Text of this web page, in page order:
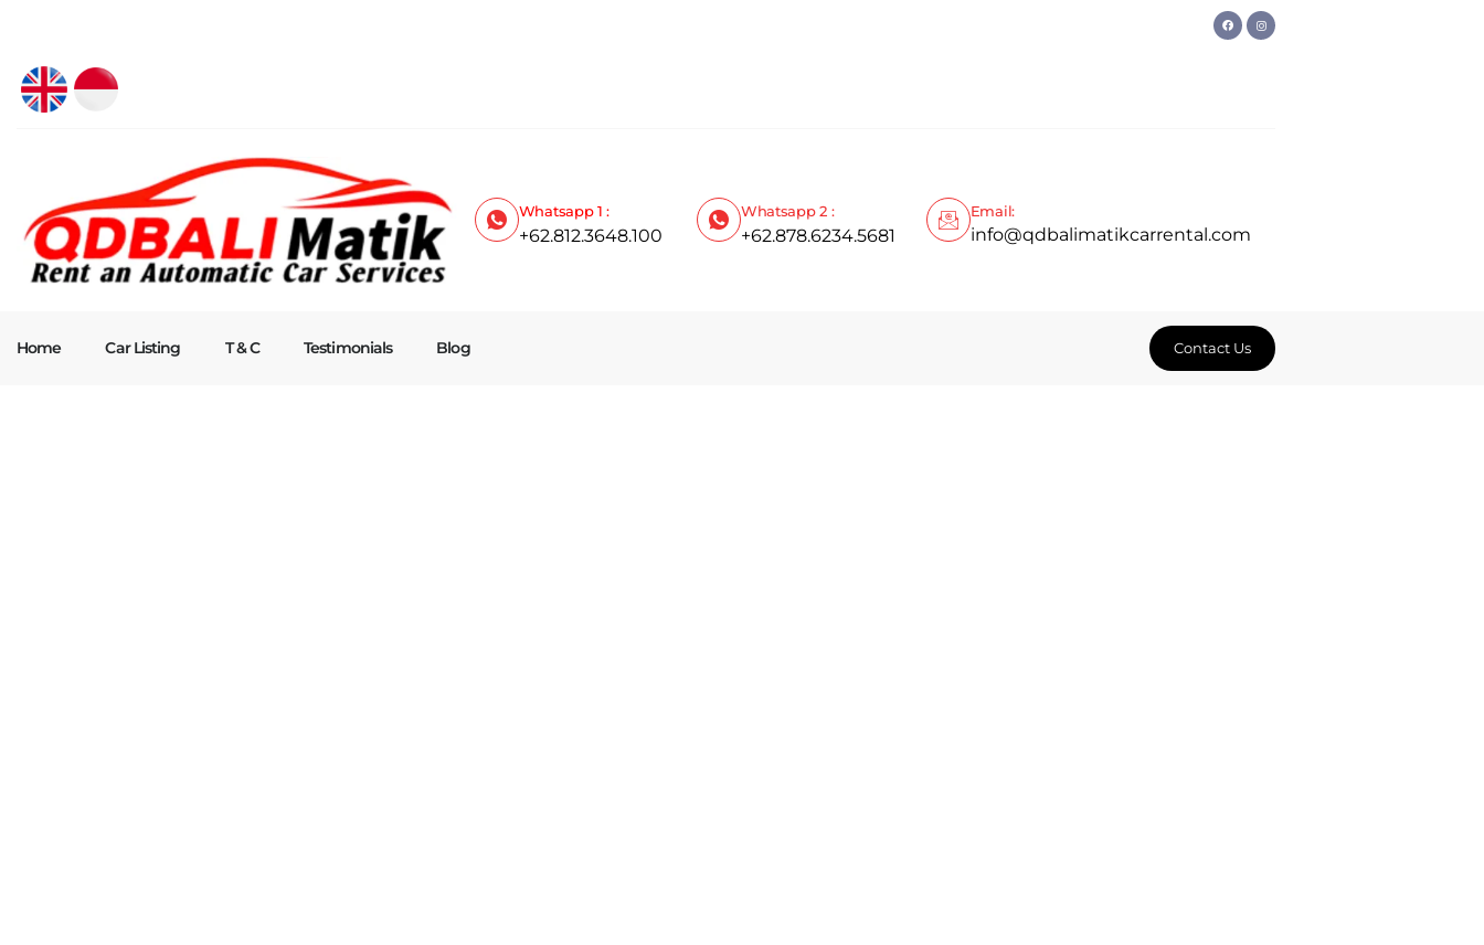
Whatsapp 1 :
+62.812.3648.100
Whatsapp 2 :
+62.878.6234.5681
Email:
info@qdbalimatikcarrental.com
Home Car Listing T & C Testimonials Blog Contact Us